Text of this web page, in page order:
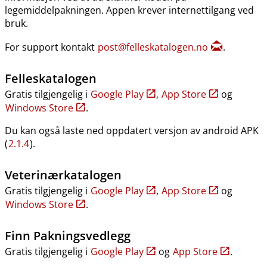
legemiddelpakningen. Appen krever internettilgang ved
bruk.
For support kontakt post@felleskatalogen.no .
Felleskatalogen
Gratis tilgjengelig i Google Play , App Store
og
Windows Store
.
Du kan også laste ned oppdatert versjon av android APK
(2.1.4).
Veterinærkatalogen
Gratis tilgjengelig i Google Play , App Store
og
Windows Store
.
Finn Pakningsvedlegg
Gratis tilgjengelig i Google Play og App Store .